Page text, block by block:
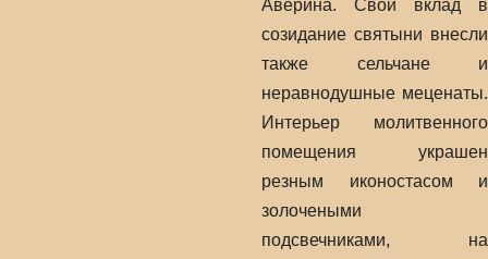
Аверина. Свой вклад в
созидание святыни внесли
также сельчане и
неравнодушные меценаты.
Интерьер молитвенного
помещения украшен
резным иконостасом и
золочеными
подсвечниками, на